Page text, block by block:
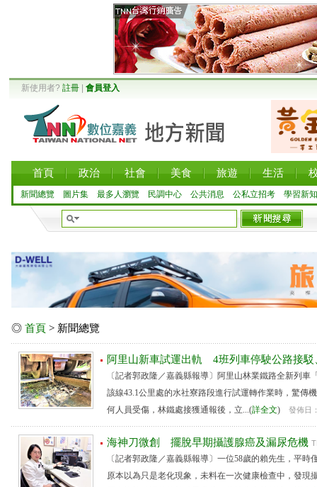
新使用者? 註冊 會員登入
首頁 政治 社會 美食 旅遊 生活
新聞總覽 圖片集 最多人瀏覽 民調中心 公共消息 公私立招考 學習新知
◎ 首頁 > 新聞總覽
阿里山新車試運出軌 4班列車停駛公路接駁
〔記者郭政隆／嘉義縣報導〕阿里山林業鐵路全新列車
該線43.1公里處的水社寮路段進行試運轉作業時，驚傳
何人員受傷，林鐵處接獲通報後，立...(詳全文) 發佈日
海神刀微創 擺脫早期攝護腺癌及漏尿危機
〔記者郭政隆／嘉義縣報導〕一位58歲的賴先生，平
原本以為只是老化現象，未料在一次健康檢查中，發現